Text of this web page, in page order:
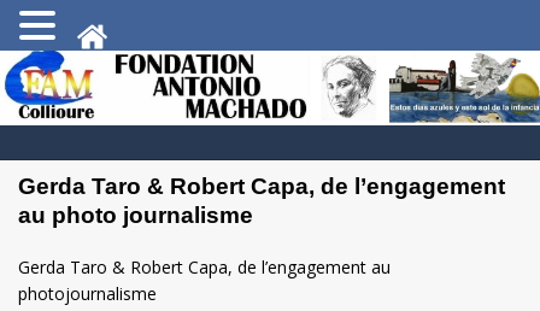
Gerda Taro & Robert Capa, de l’engagement
au photo journalisme
Gerda Taro & Robert Capa, de l’engagement au
photojournalisme